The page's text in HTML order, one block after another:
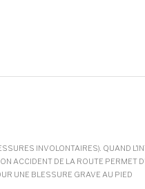
INVOLONTAIRES). QUAND
ACCIDENT DE LA ROUTE PERMET
UNE BLESSURE GRAVE AU PIED